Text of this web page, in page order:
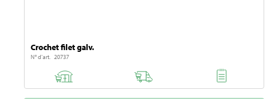
Crochet filet galv.
N° d'art. 20737